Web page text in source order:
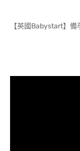
【英國Babystart】